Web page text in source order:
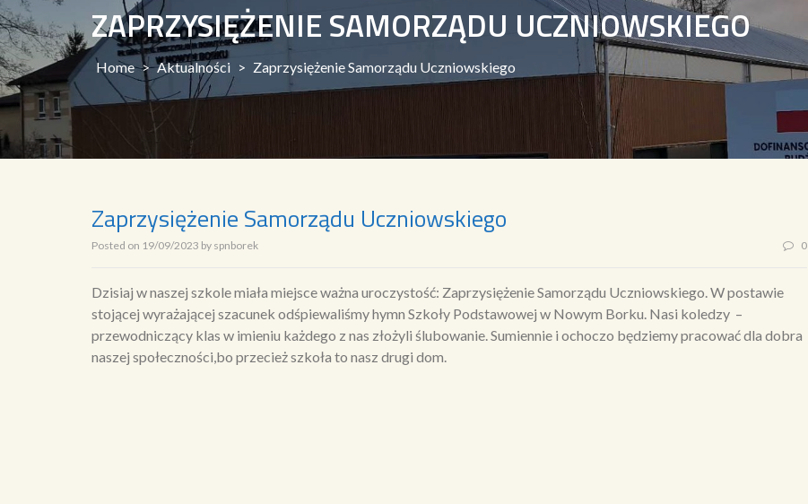
ZAPRZYSIĘŻENIE SAMORZĄDU UCZNIOWSKIEGO
Home > Aktualności > Zaprzysiężenie Samorządu Uczniowskiego
Zaprzysiężenie Samorządu Uczniowskiego
Posted on 19/09/2023 by spnborek 0
Dzisiaj w naszej szkole miała miejsce ważna uroczystość: Zaprzysiężenie Samorządu Uczniowskiego. W postawie
stojącej wyrażającej szacunek odśpiewaliśmy hymn Szkoły Podstawowej w Nowym Borku. Nasi koledzy –
przewodniczący klas w imieniu każdego z nas złożyli ślubowanie. Sumiennie i ochoczo będziemy pracować dla dobra
naszej społeczności,bo przecież szkoła to nasz drugi dom.